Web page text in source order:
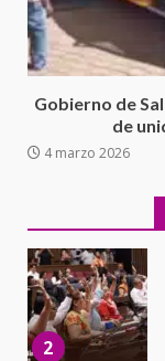
Gobierno de
de
4 marzo 2026
1
3